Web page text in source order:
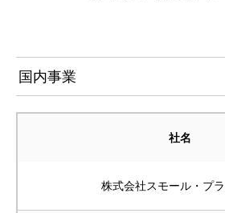
国内事業
社名
株式会社スモール・プ